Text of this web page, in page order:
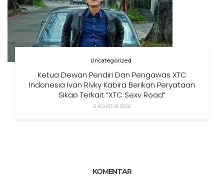
Uncategorized
Ketua Dewan Pendiri Dan Pengawas XTC
Indonesia Ivan Rivky Kabira Berikan Peryataan
Sikap Terkait “XTC Sexy Road”
5 AGUSTUS 2026
KOMENTAR